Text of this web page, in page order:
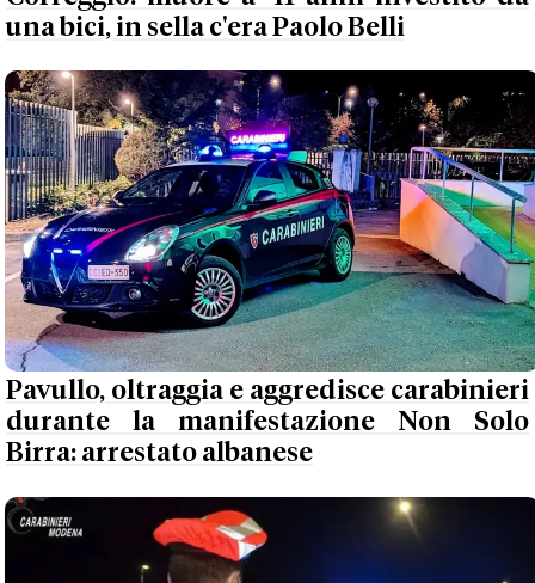
una bici, in sella c'era Paolo Belli
Pavullo, oltraggia e aggredisce carabinieri
durante la manifestazione Non Solo
Birra: arrestato albanese